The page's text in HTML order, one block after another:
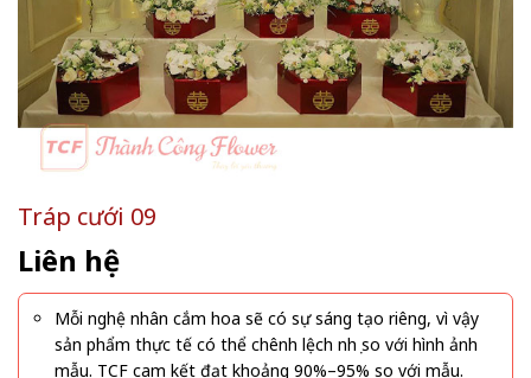
Tráp cưới 09
Liên hệ
Mỗi nghệ nhân cắm hoa sẽ có sự sáng tạo riêng, vì vậy
sản phẩm thực tế có thể chênh lệch nhẹ so với hình ảnh
mẫu. TCF cam kết đạt khoảng 90%–95% so với mẫu.